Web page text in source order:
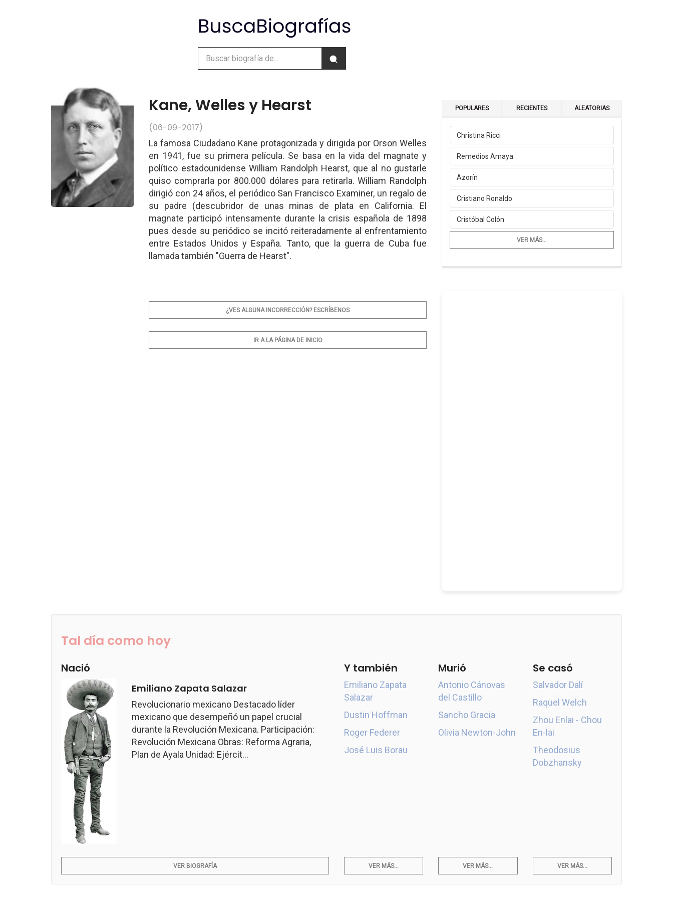
Kane, Welles y Hearst
(06-09-2017)
La famosa Ciudadano Kane protagonizada y dirigida por Orson Welles
en 1941, fue su primera película. Se basa en la vida del magnate y
político estadounidense William Randolph Hearst, que al no gustarle
quiso comprarla por 800.000 dólares para retirarla. William Randolph
dirigió con 24 años, el periódico San Francisco Examiner, un regalo de
su padre (descubridor de unas minas de plata en California. El
magnate participó intensamente durante la crisis española de 1898
pues desde su periódico se incitó reiteradamente al enfrentamiento
entre Estados Unidos y España. Tanto, que la guerra de Cuba fue
llamada también "Guerra de Hearst".
¿VES ALGUNA INCORRECCIÓN? ESCRÍBENOS
IR A LA PÁGINA DE INICIO
POPULARES RECIENTES ALEATORIAS
Christina Ricci
Remedios Amaya
Azorín
Cristiano Ronaldo
Cristóbal Colón
VER MÁS...
Tal día como hoy
Nació
Emiliano Zapata Salazar
Revolucionario mexicano Destacado líder
mexicano que desempeñó un papel crucial
durante la Revolución Mexicana. Participación:
Revolución Mexicana Obras: Reforma Agraria,
Plan de Ayala Unidad: Ejércit...
Y también
Emiliano Zapata
Salazar
Dustin Hoffman
Roger Federer
José Luis Borau
Murió
Antonio Cánovas
del Castillo
Sancho Gracia
Olivia Newton-John
Se casó
Salvador Dalí
Raquel Welch
Zhou Enlai - Chou
En-lai
Theodosius
Dobzhansky
VER BIOGRAFÍA VER MÁS... VER MÁS... VER MÁS...